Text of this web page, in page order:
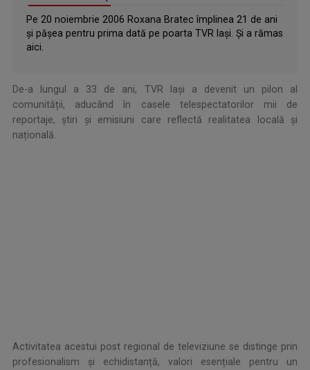
Pe 20 noiembrie 2006 Roxana Bratec împlinea 21 de ani
şi păşea pentru prima dată pe poarta TVR Iaşi. Şi a rămas
aici.
De-a lungul a 33 de ani, TVR Iași a devenit un pilon al
comunității, aducând în casele telespectatorilor mii de
reportaje, știri și emisiuni care reflectă realitatea locală și
națională.
Activitatea acestui post regional de televiziune se distinge prin
profesionalism și echidistanță, valori esențiale pentru un